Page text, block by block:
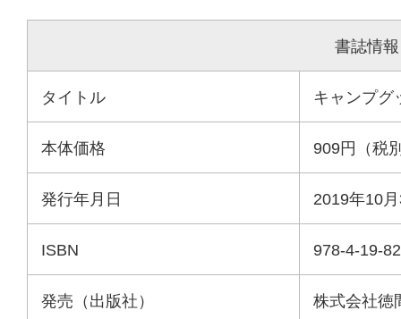
書誌情報
タイトル キャンプグ
本体価格 909円（税
発行年月日 2019年10
ISBN 978-4-19-
発売（出版社） 株式会社徳